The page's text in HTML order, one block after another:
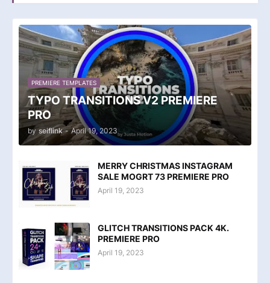
PREMIERE TEMPLATES
TYPO TRANSITIONS V2 PREMIERE
PRO
by seiflink - April 19, 2023
MERRY CHRISTMAS INSTAGRAM
SALE MOGRT 73 PREMIERE PRO
April 19, 2023
GLITCH TRANSITIONS PACK 4K.
PREMIERE PRO
April 19, 2023